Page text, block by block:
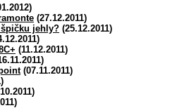
(27.12.2011)
jehly? (25.12.2011)
(11.12.2011)
(07.11.2011)